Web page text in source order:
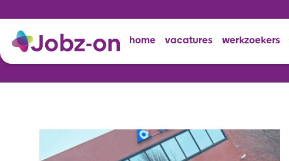
home vacatures werkzoekers